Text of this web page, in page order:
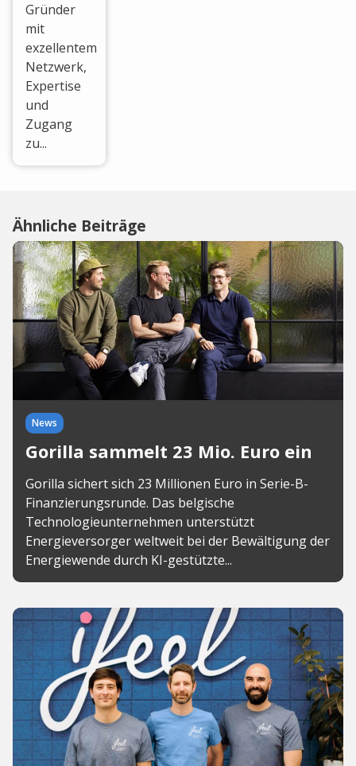
Gründer
mit
exzellentem
Netzwerk,
Expertise
und
Zugang
zu...
Ähnliche Beiträge
News
Gorilla sammelt 23 Mio. Euro ein
Gorilla sichert sich 23 Millionen Euro in Serie-B-
Finanzierungsrunde. Das belgische
Technologieunternehmen unterstützt
Energieversorger weltweit bei der Bewältigung der
Energiewende durch KI-gestützte...